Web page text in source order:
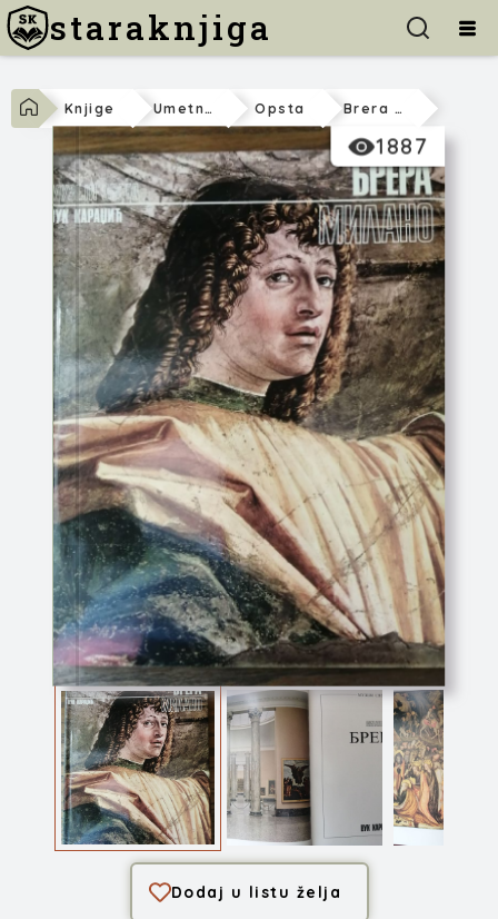
staraknjiga
Knjige Umetnost Opsta Brera - Milano
1887
Grupa autora
Brera - Milano
Dodaj u listu želja